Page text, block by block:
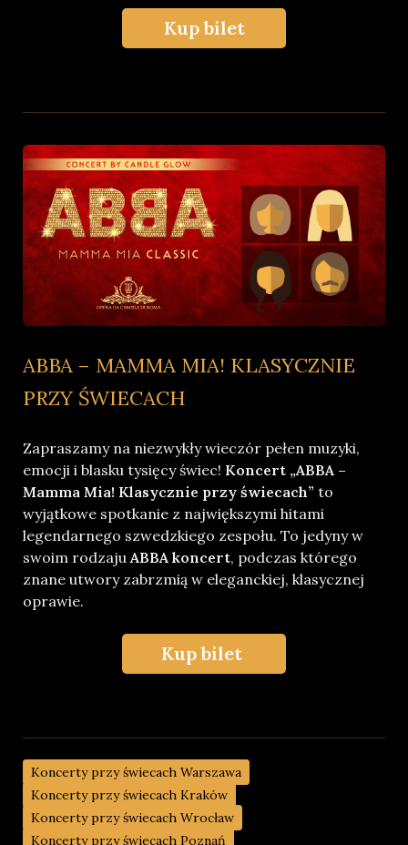
Kup bilet
ABBA – MAMMA MIA! KLASYCZNIE
PRZY ŚWIECACH
Zapraszamy na niezwykły wieczór pełen muzyki,
emocji i blasku tysięcy świec! Koncert „ABBA –
Mamma Mia! Klasycznie przy świecach” to
wyjątkowe spotkanie z największymi hitami
legendarnego szwedzkiego zespołu. To jedyny w
swoim rodzajuABBA koncert, podczas którego
znane utwory zabrzmią w eleganckiej, klasycznej
oprawie.
Kup bilet
Koncerty przy świecach Warszawa
Koncerty przy świecach Kraków
Koncerty przy świecach Wrocław
Koncerty przy świecach Poznań